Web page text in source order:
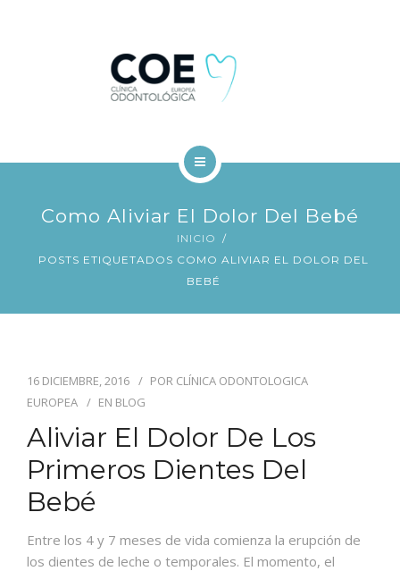
FINANCIACIÓN
FINANCIACIÓN
CONTACTO
Como Aliviar El Dolor Del Bebé
INICIO
POSTS ETIQUETADOS COMO ALIVIAR EL DOLOR DEL
BEBÉ
16 DICIEMBRE, 2016 POR CLÍNICA ODONTOLOGICA
EUROPEA
EN BLOG
Aliviar El Dolor De Los
Primeros Dientes Del
Bebé
Entre los 4 y 7 meses de vida comienza la erupción de
los dientes de leche o temporales. El momento, el